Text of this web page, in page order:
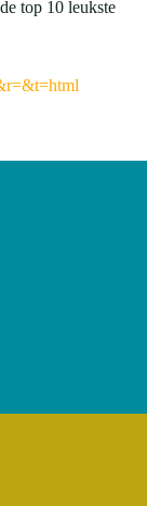
top 10 leukste